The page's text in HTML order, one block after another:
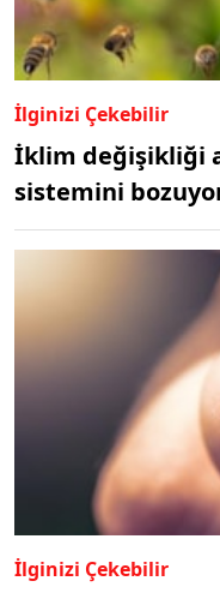
İlginizi Çekebilir
İklim değişikliği
sistemini
İlginizi Çekebilir